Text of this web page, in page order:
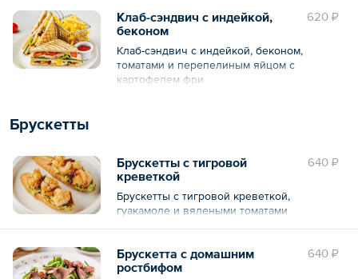
620 ₽
Клаб-сэндвич с индейкой,
беконом
Клаб-сэндвич с индейкой, беконом,
томатами и перепелиным яйцом с
картофелем фри
Брускетты
640 ₽
Брускетты с тигровой
креветкой
Брускетты с тигровой креветкой,
гуакамоле и вялеными томатами
640 ₽
Брускетта с домашним
ростбифом